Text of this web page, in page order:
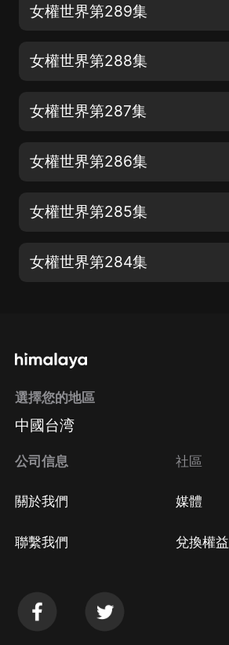
女權世界第289集
女權世界第288集
女權世界第287集
女權世界第286集
女權世界第285集
女權世界第284集
選擇您的地區
中國台湾
公司信息
關於我們
聯繫我們
社區
媒體
兌換權益